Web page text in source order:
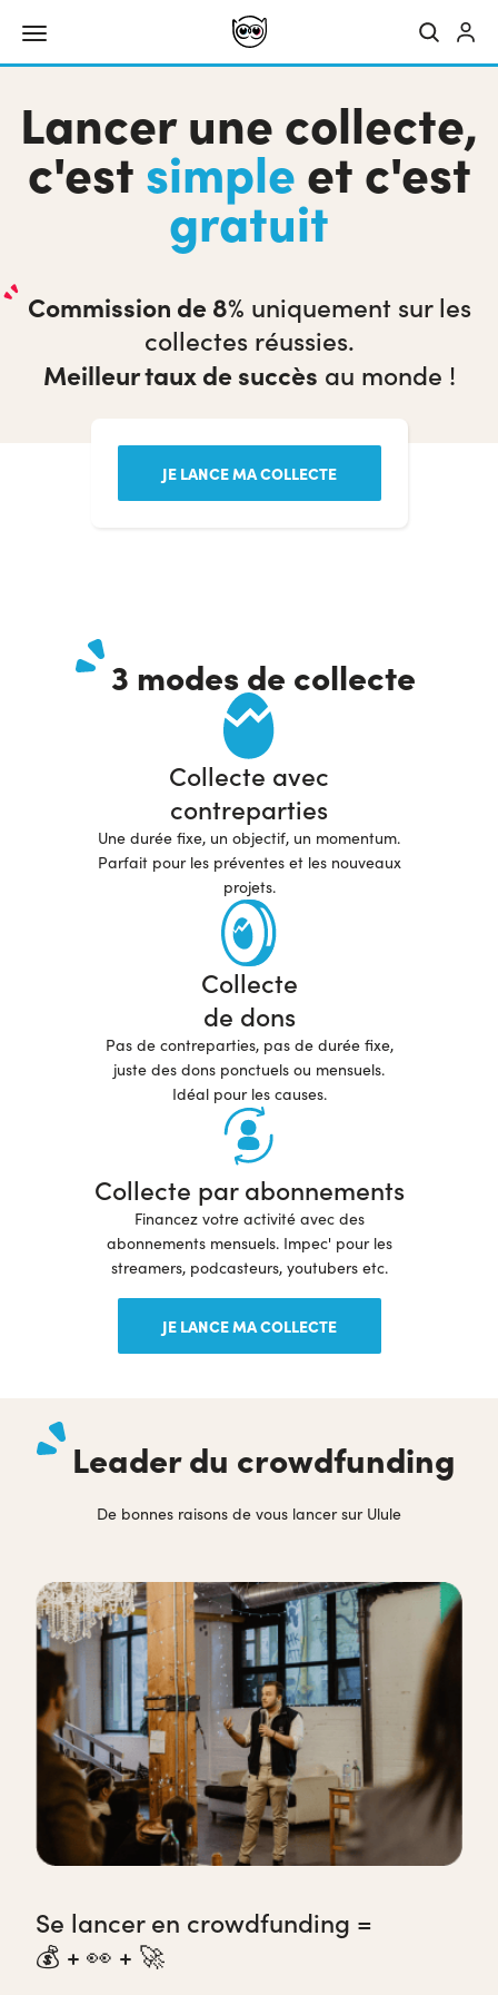
Lancer une collecte,
c'estsimpleet c'est
gratuit
Commission de 8% uniquement sur les
collectes réussies.
Meilleur taux de succès au monde !
JE LANCE MA COLLECTE
3 modes de collecte
Collecte avec
contreparties
Une durée fixe, un objectif, un momentum.
Parfait pour les préventes et les nouveaux
projets.
Collecte
de dons
Pas de contreparties, pas de durée fixe,
juste des dons ponctuels ou mensuels.
Idéal pour les causes.
Collecte par abonnements
Financez votre activité avec des
abonnements mensuels. Impec' pour les
streamers, podcasteurs, youtubers etc.
JE LANCE MA COLLECTE
Leader du crowdfunding
De bonnes raisons de vous lancer sur Ulule
Se lancer en crowdfunding =
💰 + 👀 + 🚀